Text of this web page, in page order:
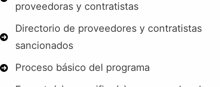
proveedoras y contratistas
Directorio de proveedores y contratistas
sancionados
Proceso básico del programa